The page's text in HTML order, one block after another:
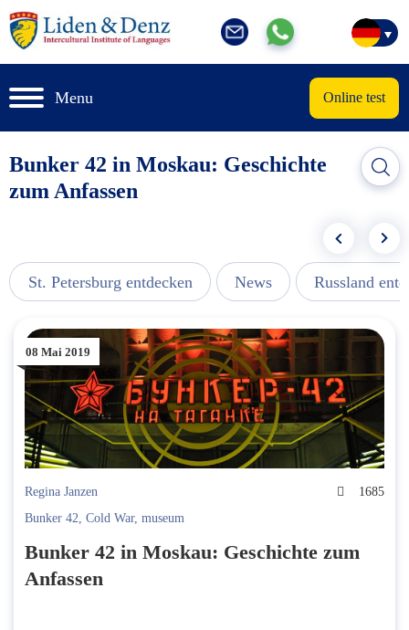
Menu Online test
Bunker 42 in Moskau: Geschichte
zum Anfassen
St. Petersburg entdecken News Russland
08 Mai 2019
Regina Janzen
1685
Bunker 42, Cold War, museum
Bunker 42 in Moskau: Geschichte zum
Anfassen